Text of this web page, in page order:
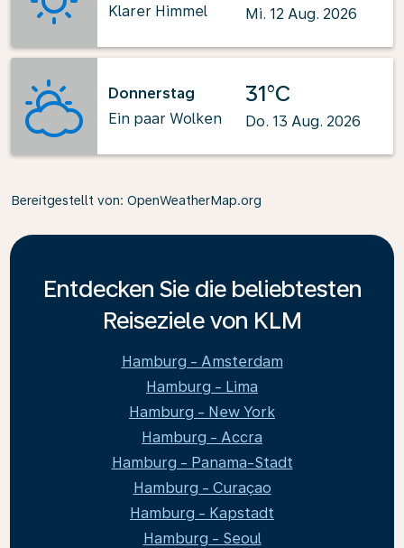
Klarer Himmel
Mi. 12 Aug. 2026
Donnerstag
Ein paar Wolken
31°C
Do. 13 Aug. 2026
Bereitgestellt von: OpenWeatherMap.org
Entdecken Sie die beliebtesten
Reiseziele von KLM
Hamburg - Amsterdam
Hamburg - Lima
Hamburg - New York
Hamburg - Accra
Hamburg - Panama-Stadt
Hamburg - Curaçao
Hamburg - Kapstadt
Hamburg - Seoul